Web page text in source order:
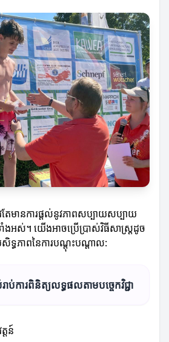
ែមានការផ្តល់នូវភាពសប្បាយសប្បាយ
ងអស់។ យើងអាចប្រើប្រាស់វិធីសាស្ត្រដូច
សិទ្ធភាពនៃការបណ្តុះបណ្តាល:
ប់ការពិនិត្យលទ្ធផលតាមបច្ចេកវិជ្ជា
តន៍